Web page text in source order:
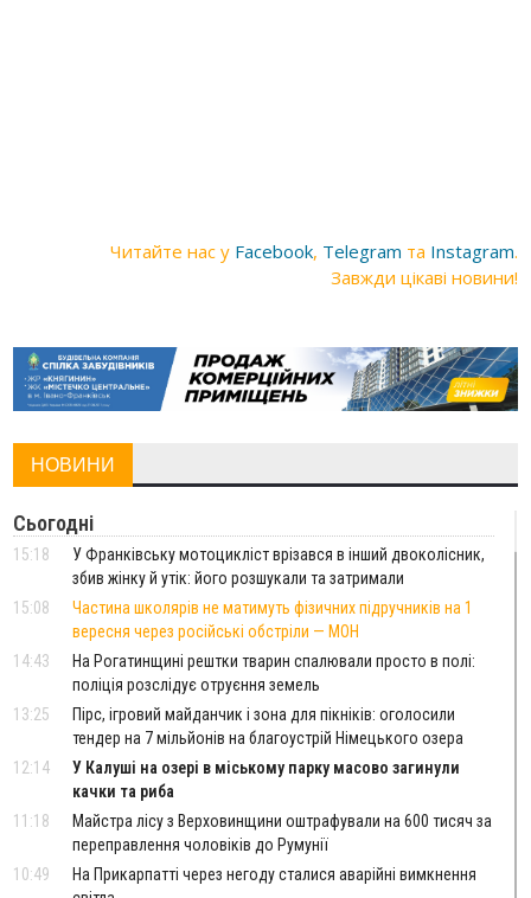
Читайте нас у Facebook, Telegram та Instagram.
Завжди цікаві новини!
НОВИНИ
Сьогодні
15:18
У Франківську мотоцикліст врізався в інший двоколісник,
збив жінку й утік: його розшукали та затримали
15:08
Частина школярів не матимуть фізичних підручників на 1
вересня через російські обстріли — МОН
14:43
На Рогатинщині рештки тварин спалювали просто в полі:
поліція розслідує отруєння земель
13:25
Пірс, ігровий майданчик і зона для пікніків: оголосили
тендер на 7 мільйонів на благоустрій Німецького озера
12:14
У Калуші на озері в міському парку масово загинули
качки та риба
11:18
Майстра лісу з Верховинщини оштрафували на 600 тисяч за
переправлення чоловіків до Румунії
10:49
На Прикарпатті через негоду сталися аварійні вимкнення